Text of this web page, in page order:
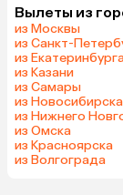
Вылеты из
из Москвы
из Санкт-
из
из Казани
из Самары
из Новосибирска
из Нижнего
из Омска
из Красноярска
из Волгограда